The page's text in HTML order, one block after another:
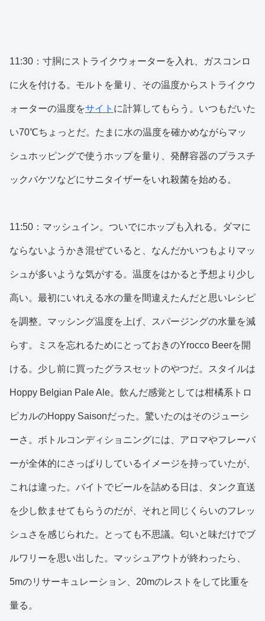
11:30：寸胴にストライクウォーターを入れ、ガスコンロ
に火を付ける。モルトを量り、その温度からストライクウ
ォーターの温度をサイト に計算してもらう。いつもだいた
い70℃ちょっとだ。たまに水の温度を確かめながらマッ
シュホッピングで使うホップを量り、発酵容器のプラスチ
ックバケツなどにサニタイザーをいれ殺菌を始める。
11:50：マッシュイン。ついでにホップも入れる。ダマに
ならないようかき混ぜていると、なんだかいつもよりマッ
シュが多いような気がする。温度をはかると予想より少し
高い。最初にいれえる水の量を間違えたんだと思いレシピ
を調整。マッシング温度を上げ、スパージングの水量を減
らす。ミスを忘れるためにとっておきのYrocco Beerを開
ける。少し前に買ったグラスセットのやつだ。スタイルは
Hoppy Belgian Pale Ale。飲んだ感覚としては柑橘系トロ
ピカルのHoppy Saisonだった。驚いたのはそのジューシ
ーさ。ボトルコンディショニングには、アロマやフレーバ
ーが全体的にさっぱりしているイメージを持っていたが、
これは違った。バイトでビールを詰める日は、タンク直送
を少し飲ませてもらうのだが、それと同じくらいのフレッ
シュさを感じられた。とっても不思議。匂いと味だけでブ
ルワリーを思い出した。マッシュアウトが終わったら、
5mのリサーキュレーション、20mのレストをして比重を
量る。